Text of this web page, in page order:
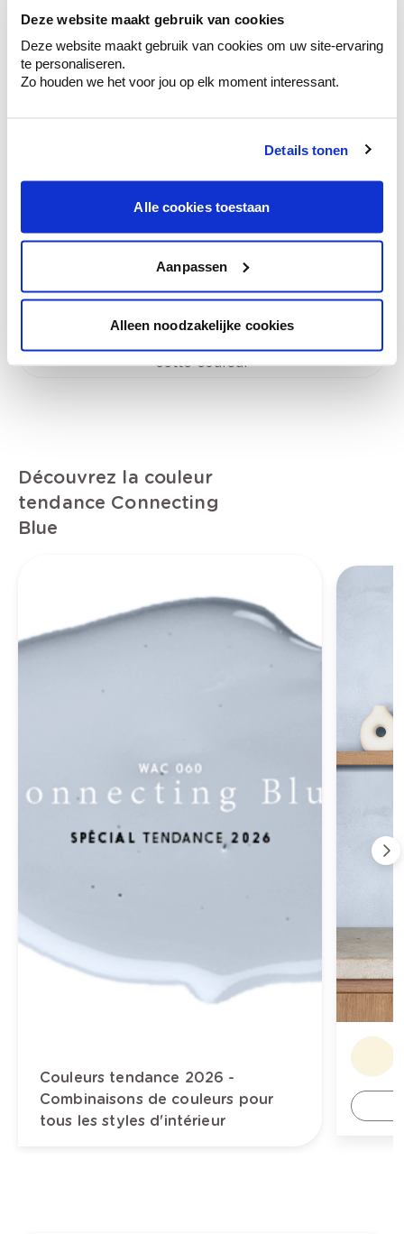
Deze website maakt gebruik van cookies
Deze website maakt gebruik van cookies om uw site-ervaring
te personaliseren.
Zo houden we het voor jou op elk moment interessant.
Details tonen
Alle cookies toestaan
Aanpassen
Alleen noodzakelijke cookies
cette couleur
Découvrez la couleur
tendance Connecting
Blue
Couleurs tendance 2026 -
Combinaisons de couleurs pour
tous les styles d'intérieur